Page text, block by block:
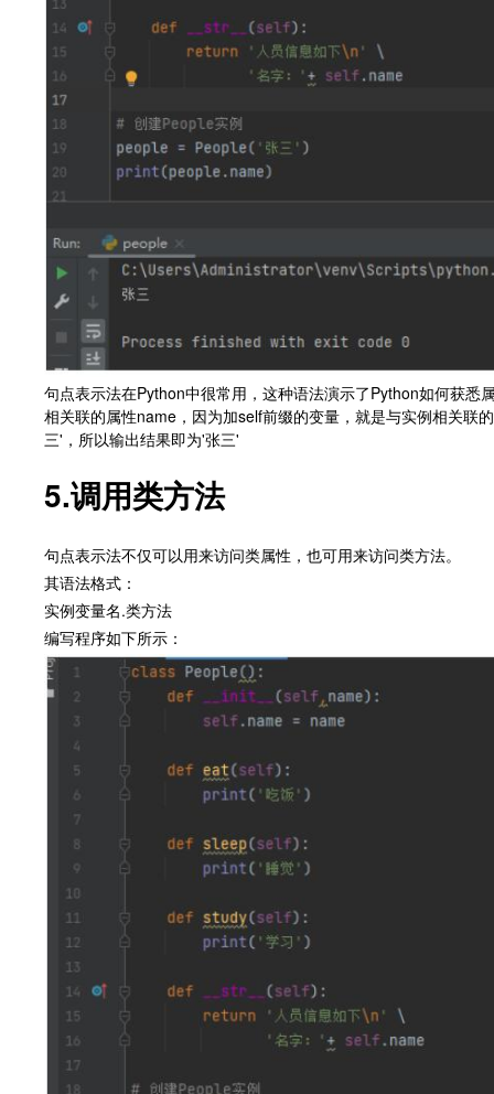
句点表示法在Python中很常用，这种语法演示了Python如何获
相关联的属性name，因为加self前缀的变量，就是与实例相关联
三'，所以输出结果即为'张三'
5.调用类方法
句点表示法不仅可以用来访问类属性，也可用来访问类方法。
其语法格式：
实例变量名.类方法
编写程序如下所示：